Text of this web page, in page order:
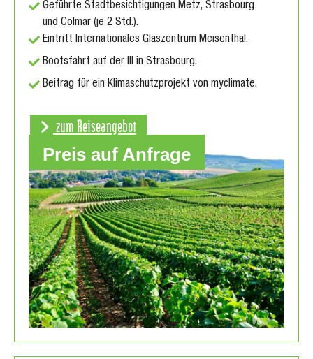
Geführte Stadtbesichtigungen Metz, Strasbourg
und Colmar (je 2 Std.).
Eintritt Internationales Glaszentrum Meisenthal.
Bootsfahrt auf der Ill in Strasbourg.
Beitrag für ein Klimaschutzprojekt von myclimate.
zum Reiseangebot
Preis auf Anfrage